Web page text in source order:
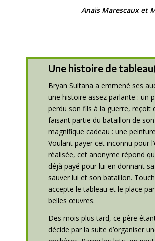
Anaïs Marescaux et
Une histoire de
Bryan Sultana a emmené ses
une histoire assez parlante : un
perdu son fils à la guerre, reçoit
faisant partie du bataillon de
magnifique cadeau : une
Voulant payer cet inconnu pour
réalisée, cet anonyme répond
déjà payé pour lui en donnant
sauver lui et son bataillon.
accepte le tableau et le place
belles œuvres.
Des mois plus tard, ce père
décide par la suite d’organiser